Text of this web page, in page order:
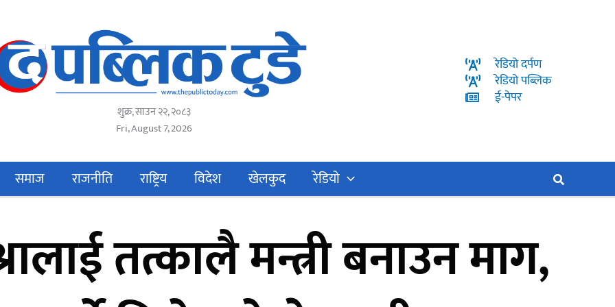
शुक्र, साउन २२, २०८३
Fri, August 7, 2026
रेडियो दर्पण
रेडियो पब्लिक
ई-पेपर
समाज राजनीति राष्ट्रिय विदेश खेलकुद रेडियो Search
तत्कालै मन्त्री बनाउन माग,